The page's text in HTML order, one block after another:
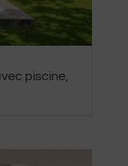
piscine,